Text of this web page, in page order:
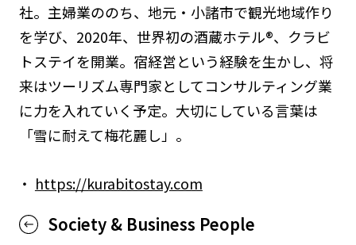
社。主婦業ののち、地元・小諸市で観光地域作り
を学び、2020年、世界初の酒蔵ホテル®、クラビ
トステイを開業。宿経営という経験を生かし、将
来はツーリズム専門家としてコンサルティング業
に力を入れていく予定。大切にしている言葉は
「雪に耐えて梅花麗し」。
https://kurabitostay.com
Society & Business People